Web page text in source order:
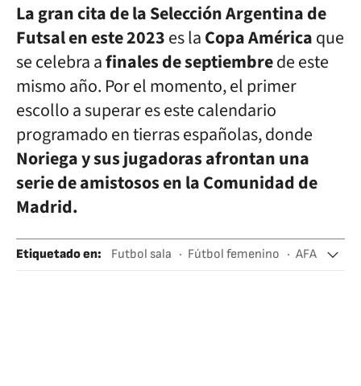
La gran cita de la Selección Argentina de
Futsal en este 2023es laCopa Américaque
se celebra afinales de septiembrede este
mismo año. Por el momento, el primer
escollo a superar es este calendario
programado en tierras españolas, donde
Noriega y sus jugadoras afrontan una
serie de amistosos en la Comunidad de
Madrid.
Etiquetado en: Futbol sala Fútbol femenino
AFA